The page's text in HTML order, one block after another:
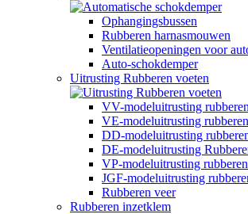
Ophangingsbussen
Rubberen harnasmouwen
Ventilatieopeningen voor
Auto-schokdemper
Uitrusting Rubberen voeten
VV-modeluitrusting
VE-modeluitrusting
DD-modeluitrusting
DE-modeluitrusting
VP-modeluitrusting
JGF-modeluitrusting
Rubberen veer
Rubberen inzetklem